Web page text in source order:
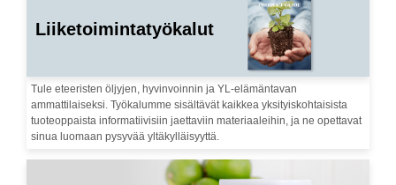
Liiketoimintatyökalut
Tule eteeristen öljyjen, hyvinvoinnin ja YL-elämäntavan
ammattilaiseksi. Työkalumme sisältävät kaikkea yksityiskohtaisista
tuoteoppaista informatiivisiin jaettaviin materiaaleihin, ja ne opettavat
sinua luomaan pysyvää yltäkylläisyyttä.